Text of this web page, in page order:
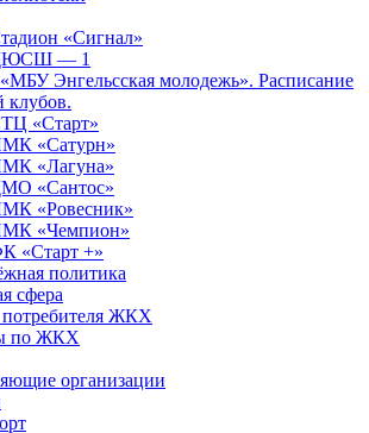
«Сигнал»
— 1
Энгельсская молодежь». Расписание
клубов.
«Старт»
«Сатурн»
«Лагуна»
«Сантос»
«Ровесник»
«Чемпион»
«Старт +»
политика
сфера
потребителя ЖКХ
по ЖКХ
организации